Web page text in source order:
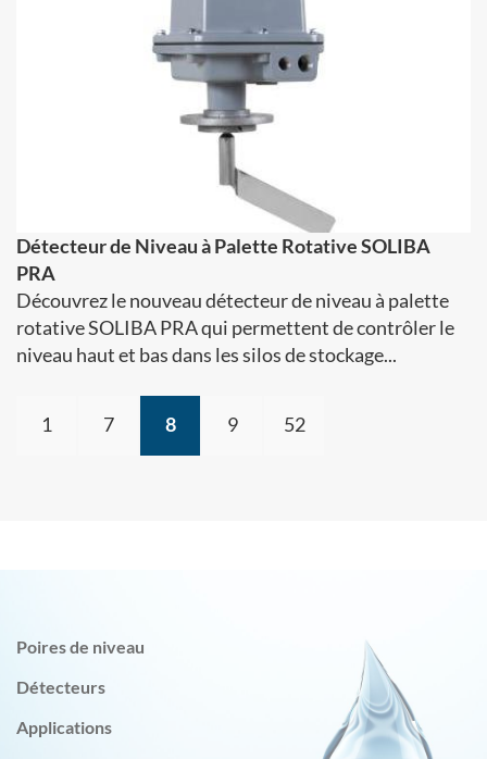
Détecteur de Niveau à Palette Rotative SOLIBA
PRA
Découvrez le nouveau détecteur de niveau à palette
rotative SOLIBA PRA qui permettent de contrôler le
niveau haut et bas dans les silos de stockage...
1 7 8 9 52
Poires de niveau
Détecteurs
Applications